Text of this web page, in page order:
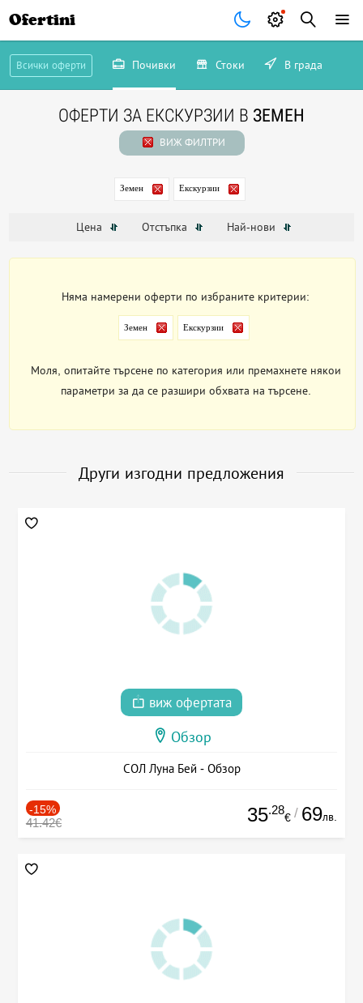
Ofertini
Всички оферти Почивки Стоки В града
ОФЕРТИ ЗА ЕКСКУРЗИИ В ЗЕМЕН
ВИЖ ФИЛТРИ
Земен Екскурзии
Цена Отстъпка Най-нови
Няма намерени оферти по избраните критерии:
Земен Екскурзии
Моля, опитайте търсене по категория или премахнете някои
параметри за да се разшири обхвата на търсене.
Други изгодни предложения
виж офертата
Обзор
СОЛ Луна Бей - Обзор
-15%
41.42€ 35.28
€ / 69лв.